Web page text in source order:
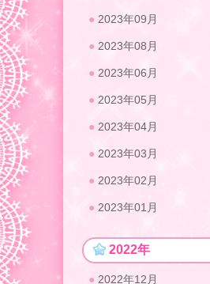
2023年09月
2023年08月
2023年06月
2023年05月
2023年04月
2023年03月
2023年02月
2023年01月
2022年
2022年12月